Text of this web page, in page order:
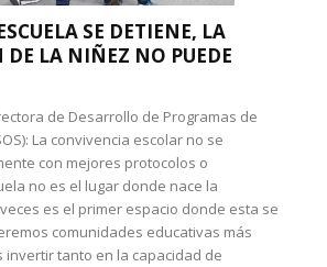
SE DETIENE, LA
DE LA NIÑEZ NO PUEDE
de Desarrollo de Programas de
La convivencia escolar no se
con mejores protocolos o
no es el lugar donde nace la
es el primer espacio donde esta se
comunidades educativas más
invertir tanto en la capacidad de